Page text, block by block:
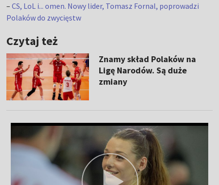
–CS, LoL i... omen. Nowy lider, Tomasz Fornal, poprowadzi
Polaków do zwycięstw
Czytaj też
Znamy skład Polaków na
Ligę Narodów. Są duże
zmiany